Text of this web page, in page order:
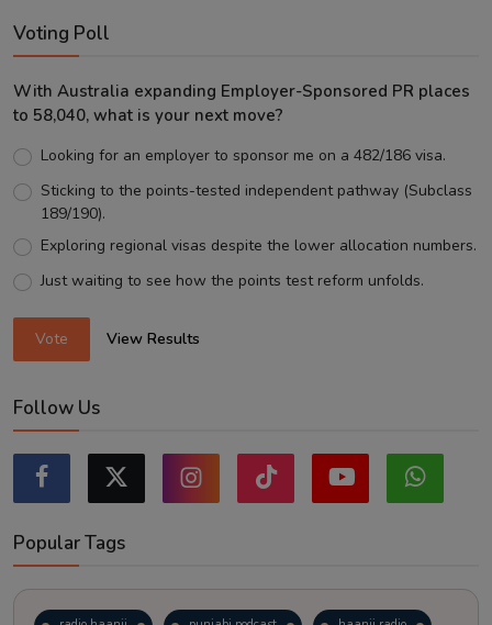
Voting Poll
With Australia expanding Employer-Sponsored PR places
to 58,040, what is your next move?
Looking for an employer to sponsor me on a 482/186 visa.
Sticking to the points-tested independent pathway (Subclass
189/190).
Exploring regional visas despite the lower allocation numbers.
Just waiting to see how the points test reform unfolds.
Vote View Results
Follow Us
Popular Tags